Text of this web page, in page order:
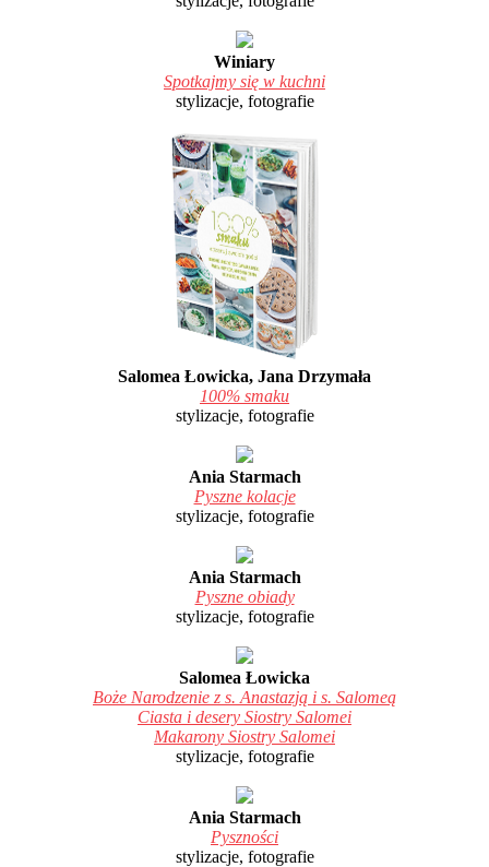
Winiary
Spotkajmy się w kuchni
stylizacje, fotografie
Salomea Łowicka, Jana Drzymała
100% smaku
stylizacje, fotografie
Ania Starmach
Pyszne kolacje
stylizacje, fotografie
Ania Starmach
Pyszne obiady
stylizacje, fotografie
Salomea Łowicka
Boże Narodzenie z s. Anastazją i s. Salomeą
Ciasta i desery Siostry Salomei
Makarony Siostry Salomei
stylizacje, fotografie
Ania Starmach
Pyszności
stylizacje, fotografie